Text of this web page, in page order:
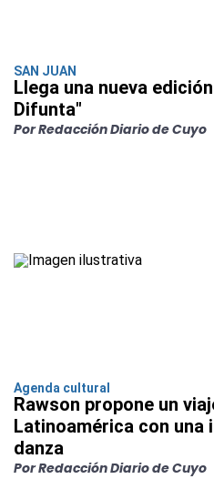
SAN JUAN
Llega una nueva
Difunta"
Por Redacción Diario de Cuyo
Agenda cultural
Rawson propone un
Latinoamérica con una
danza
Por Redacción Diario de Cuyo